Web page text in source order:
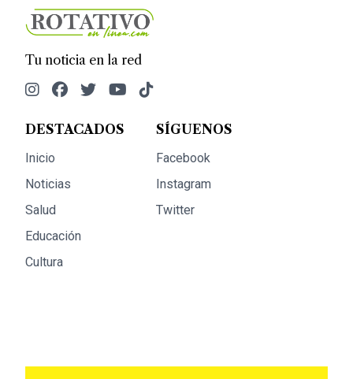
Tu noticia en la red
DESTACADOS
Inicio
Noticias
Salud
Educación
Cultura
SÍGUENOS
Facebook
Instagram
Twitter